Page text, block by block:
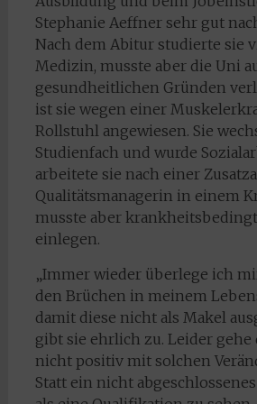
Stephanie Aeffner sehr gut
Nach dem Abitur studierte sie
Medizin, musste aber die Uni
gesundheitlichen Gründen
ist sie wegen einer
Rollstuhl angewiesen. Sie
Studienfach und wurde
arbeitete sie nach einer
Qualitätsmanagerin in einem
musste aber krankheitsbedingt
einlegen.
„Immer wieder überlege ich
den Brüchen in meinem
damit diese nicht als Makel
gibt sie ehrlich zu. Leider gehe
nicht positiv mit solchen
Statt ein nicht